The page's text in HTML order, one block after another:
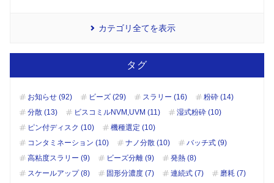
カテゴリ全てを表示
タグ
お知らせ (92) ビーズ (29) スラリー (16)
粉砕 (14)
分散 (13)
ビスコミルNVM,UVM (11)
湿式粉砕 (10)
ピン付ディスク (10)
機種選定 (10)
コンタミネーション (10)
ナノ分散 (10)
バッチ式 (9)
高粘度スラリー (9)
ビーズ分離 (9)
発熱 (8)
スケールアップ (8)
固形分濃度 (7) 連続式 (7)
磨耗 (7)